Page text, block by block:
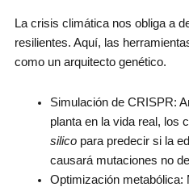
La crisis climática nos obliga a
resilientes. Aquí, las
como un arquitecto genético.
Simulación de CRISPR:
planta en la vida real, los
silicopara predecir si la
causará mutaciones no
Optimización metabólica: